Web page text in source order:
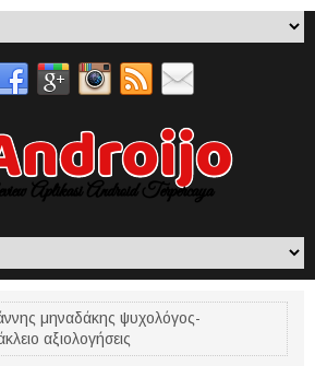
μηναδάκης ψυχολόγος-
αξιολογήσεις